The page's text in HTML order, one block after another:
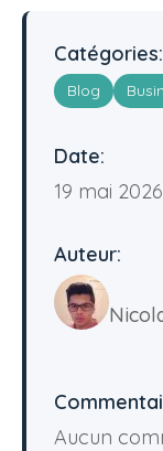
Catégories:
Blog
Date:
19 mai 2026
Auteur:
Aucun